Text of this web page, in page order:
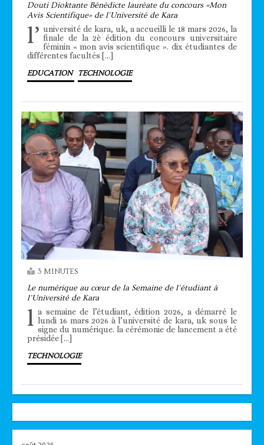
Douti Dioktante Bénédicte lauréate du concours «Mon
Avis Scientifique» de l’Université de Kara
l’ université de kara, uk, a accueilli le 18 mars 2026, la
finale de la 2è édition du concours universitaire
féminin « mon avis scientifique ». dix étudiantes de
différentes facultés […]
EDUCATION TECHNOLOGIE
3 MINUTES
Le numérique au cœur de la Semaine de l’étudiant à
l’Université de Kara
l a semaine de l’étudiant, édition 2026, a démarré le
lundi 16 mars 2026 à l’université de kara, uk sous le
signe du numérique. la cérémonie de lancement a été
présidée […]
TECHNOLOGIE